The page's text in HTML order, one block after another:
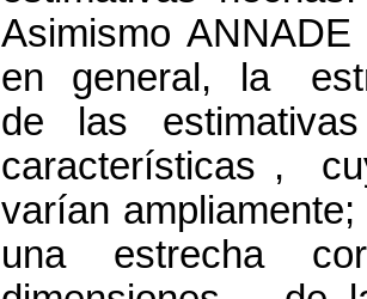
Asimismo
en general, la
de las
características ,
varían
una estrecha